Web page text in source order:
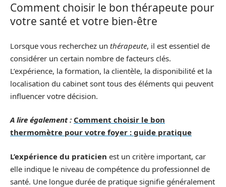
Comment choisir le bon thérapeute pour
votre santé et votre bien-être
Lorsque vous recherchez un thérapeute, il est essentiel de
considérer un certain nombre de facteurs clés.
L’expérience, la formation, la clientèle, la disponibilité et la
localisation du cabinet sont tous des éléments qui peuvent
influencer votre décision.
A lire également : Comment choisir le bon
thermomètre pour votre foyer : guide pratique
L’expérience du praticien est un critère important, car
elle indique le niveau de compétence du professionnel de
santé. Une longue durée de pratique signifie généralement